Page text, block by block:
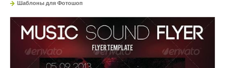
Шаблоны для Фотошоп